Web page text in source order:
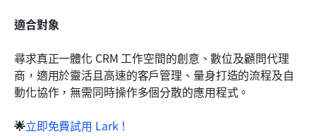
適合對象
尋求真正一體化 CRM 工作空間的創意、數位及顧問代理
商，適用於靈活且高速的客戶管理、量身打造的流程及自
動化協作，無需同時操作多個分散的應用程式。
🌟立即免費試用 Lark！